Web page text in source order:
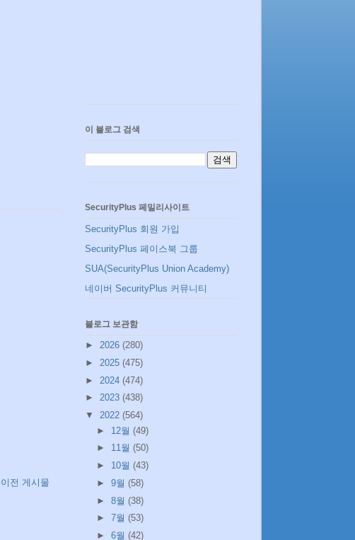
이전 게시물
이 블로그 검색
SecurityPlus 페밀리사이트
SecurityPlus 회원 가입
SecurityPlus 페이스북 그룹
SUA(SecurityPlus Union Academy)
네이버 SecurityPlus 커뮤니티
블로그 보관함
► 2026 (280)
► 2025 (475)
► 2024 (474)
► 2023 (438)
▼ 2022 (564)
► 12월 (49)
► 11월 (50)
► 10월 (43)
► 9월 (58)
► 8월 (38)
► 7월 (53)
► 6월 (42)